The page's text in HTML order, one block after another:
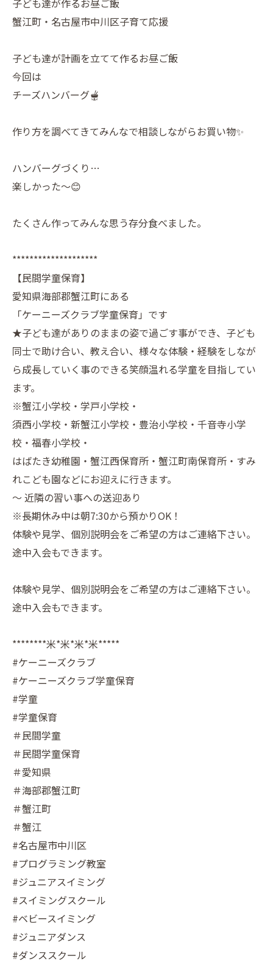
蟹江町・名古屋市中川区子育て応援
子ども達が計画を立てて作るお昼ご飯
今回は
チーズハンバーグ🫕
作り方を調べてきてみんなで相談しながらお買い物✨
ハンバーグづくり…
楽しかった〜😊
たくさん作ってみんな思う存分食べました。
********************
【民間学童保育】
愛知県海部郡蟹江町にある
「ケーニーズクラブ学童保育」です
★子ども達がありのままの姿で過ごす事ができ、子ども
同士で助け合い、教え合い、様々な体験・経験をしなが
ら成長していく事のできる笑顔温れる学童を目指してい
ます。
※蟹江小学校・学戸小学校・
須西小学校・新蟹江小学校・豊治小学校・千音寺小学
校・福春小学校・
はばたき幼稚園・蟹江西保育所・蟹江町南保育所・すみ
れこども園などにお迎えに行きます。
～ 近隣の習い事への送迎あり
※長期休み中は朝7:30から預かりOK！
体験や見学、個別説明会をご希望の方はご連絡下さい。
途中入会もできます。
体験や見学、個別説明会をご希望の方はご連絡下さい。
途中入会もできます。
********米*米*米*米*****
#ケーニーズクラブ
#ケーニーズクラブ学童保育
#学童
#学童保育
＃民間学童
＃民間学童保育
＃愛知県
＃海部郡蟹江町
＃蟹江町
＃蟹江
#名古屋市中川区
#プログラミング教室
#ジュニアスイミング
#スイミングスクール
#ベビースイミング
#ジュニアダンス
#ダンススクール